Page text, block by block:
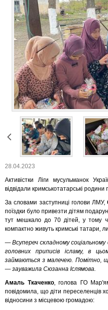
28.04.2023
Активістки Ліги мусульманок
відвідали кримськотатарські родини
За словами заступниці голови ЛМУ,
поїздки було привезти дітям
тут мешкало до 70 дітей, у тому
компактно живуть кримські татари,
— Всупереч складному
головних приписів ісламу, в
займаються з малечею. Помітно,
— зауважила Сюзанна Іслямова.
Амаль Ткаченко, голова ГО
повідомила, що діти переселенців
відносини з місцевою громадою: